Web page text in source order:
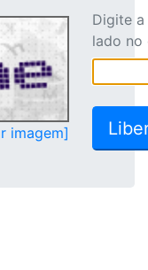
imagem]
Digite
lado no